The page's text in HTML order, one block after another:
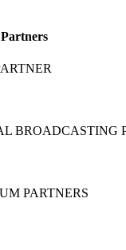
BROADCASTING
PARTNERS